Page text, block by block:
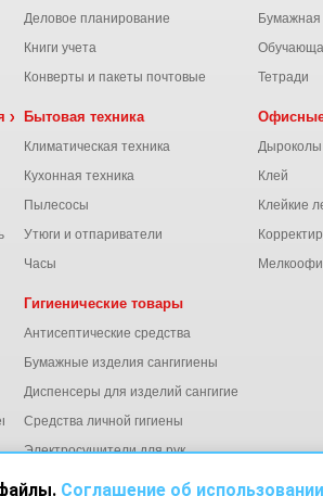
Деловое планирование
Книги учета
Конверты и пакеты почтовые
Бумажная
Тетради
химия
Бытовая техника
Климатическая техника
Кухонная техника
Пылесосы
Утюги и отпариватели
Часы
Офисные
Дыроколы
Клей
Клейкие
Гигиенические товары
Антисептические средства
Бумажные изделия сангигиены
Диспенсеры для изделий сангигиены
Средства личной гигиены
Электросушители для рук
Соглашение об использовании